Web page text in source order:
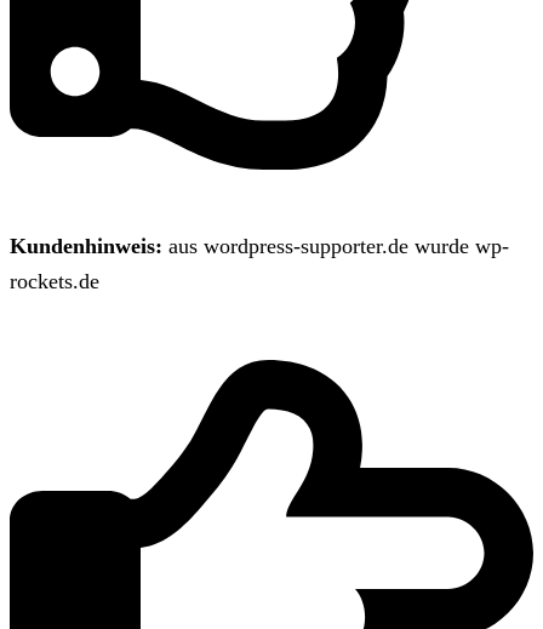
Kundenhinweis: aus wordpress-supporter.de wurde wp-
rockets.de